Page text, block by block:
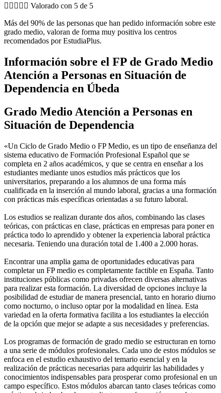
     Valorado con 5 de 5
Más del 90% de las personas que han pedido información sobre este
grado medio, valoran de forma muy positiva los centros
recomendados por EstudiaPlus.
Información sobre el FP de Grado Medio
Atención a Personas en Situación de
Dependencia en Úbeda
Grado Medio Atención a Personas en
Situación de Dependencia
«Un Ciclo de Grado Medio o FP Medio, es un tipo de enseñanza del
sistema educativo de Formación Profesional Español que se
completa en 2 años académicos, y que se centra en enseñar a los
estudiantes mediante unos estudios más prácticos que los
universitarios, preparando a los alumnos de una forma más
cualificada en la inserción al mundo laboral, gracias a una formación
con prácticas más específicas orientadas a su futuro laboral.
Los estudios se realizan durante dos años, combinando las clases
teóricas, con prácticas en clase, prácticas en empresas para poner en
práctica todo lo aprendido y obtener la experiencia laboral práctica
necesaria. Teniendo una duración total de 1.400 a 2.000 horas.
Encontrar una amplia gama de oportunidades educativas para
completar un FP medio es completamente factible en España. Tanto
instituciones públicas como privadas ofrecen diversas alternativas
para realizar esta formación. La diversidad de opciones incluye la
posibilidad de estudiar de manera presencial, tanto en horario diurno
como nocturno, o incluso optar por la modalidad en línea. Esta
variedad en la oferta formativa facilita a los estudiantes la elección
de la opción que mejor se adapte a sus necesidades y preferencias.
Los programas de formación de grado medio se estructuran en torno
a una serie de módulos profesionales. Cada uno de estos módulos se
enfoca en el estudio exhaustivo del temario esencial y en la
realización de prácticas necesarias para adquirir las habilidades y
conocimientos indispensables para prosperar como profesional en un
campo específico. Estos módulos abarcan tanto clases teóricas como